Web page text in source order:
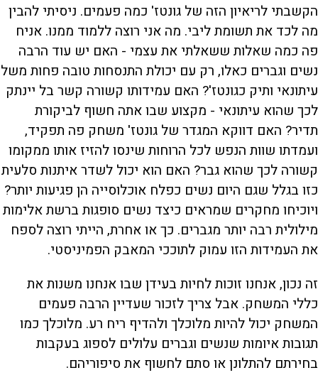
הקשבתי לריאיון הזה של גונטז' כמה פעמים. ניסיתי להבין
מה לכד את תשומת ליבי. מה אני רוצה ללמוד ממנו. אניח
פה כמה שאלות ששאלתי את עצמי - האם יש עוד הרבה
נשים וגברים כאלו, רק עם יכולת התנסחות טובה פחות משל
עיתונאי ותיק כגונטז'? האם עמידותו קשורה קשר בל יינתק
לכך שהוא עיתונאי - מקצוע שבו אתה חשוף לביקורת
תדיר? האם דווקא המגדר של גונטז' משחק פה תפקיד,
ועמדתו שוות הנפש לכל הרוחות שינסו להזיז אותו ממקומו
קשורה לכך שהוא גבר? האם הוא יכול לשדר איתנות סלעית
כזו בגלל שגם היום נשים כפלח אוכלוסייה הן פגיעות יותר?
ויוכיחו מחקרים שמראים כיצד נשים סופגות ברשת אלימות
מילולית רבה יותר מגברים. כך או אחרת, הייתי רוצה לספח
את העמידות הזו עמוק לתוככי המאבק הפמיניסטי.
זה נכון, אנחנו זוכות לחיות בעידן שבו אנחנו משנות את
כללי המשחק. אבל צריך לזכור שעדיין הרבה פעמים
המשחק יכול להיות מלוכלך ולהדיף ריח רע. מלוכלך כמו
תגובות איומות שנשים וגברים עלולים לספוג בעקבות
בחירתם להתלונן או סתם לחשוף את סיפוריהם.